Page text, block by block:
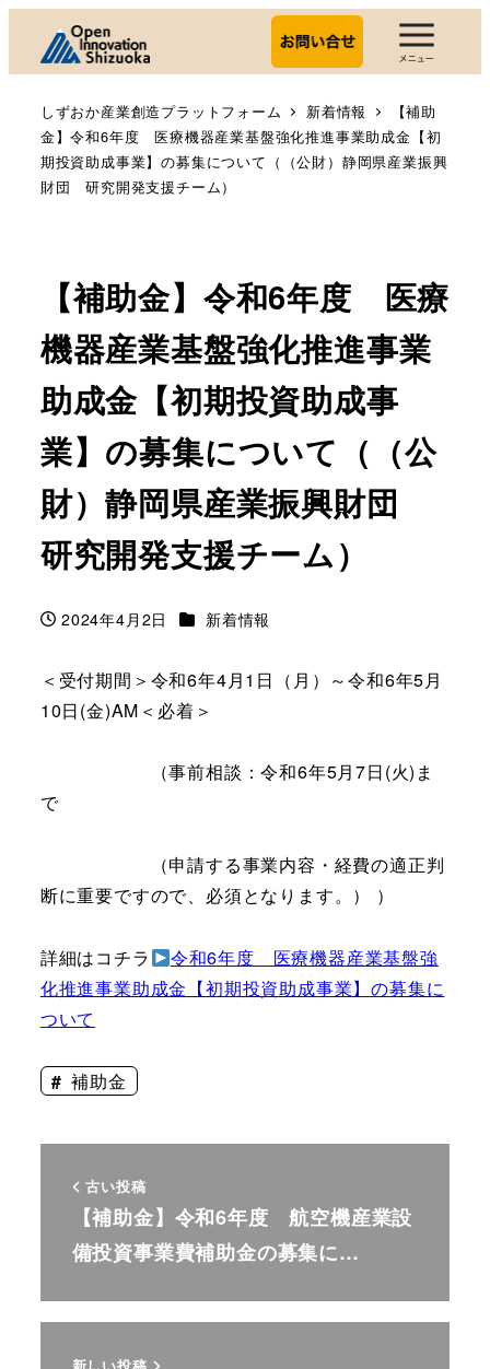
しずおか産業創造プラットフォーム 新着情報
【補助
金】令和6年度 医療機器産業基盤強化推進事業助成金【初
期投資助成事業】の募集について（（公財）静岡県産業振興
財団 研究開発支援チーム）
【補助金】令和6年度 医療
機器産業基盤強化推進事業
助成金【初期投資助成事
業】の募集について（（公
財）静岡県産業振興財団
研究開発支援チーム）
投稿日
2024年4月2日 カテゴリー
新着情報
＜受付期間＞令和6年4月1日（月）～令和6年5月
10日(金)AM＜必着＞
（事前相談：令和6年5月7日(火)ま
で
（申請する事業内容・経費の適正判
断に重要ですので、必須となります。） ）
詳細はコチラ
令和6年度 医療機器産業基盤強
化推進事業助成金【初期投資助成事業】の募集に
ついて
補助金
古い投稿
【補助金】令和6年度 航空機産業設
備投資事業費補助金の募集に…